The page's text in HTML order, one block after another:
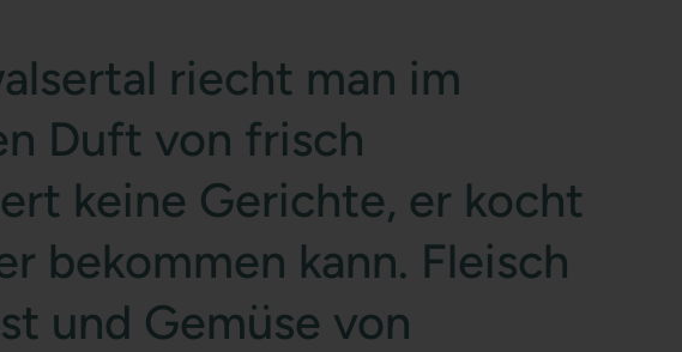
riecht man im
Duft von frisch
keine Gerichte, er kocht
bekommen kann. Fleisch
und Gemüse von